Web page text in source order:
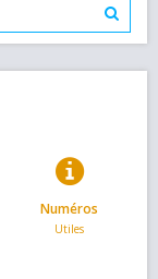
Numéros